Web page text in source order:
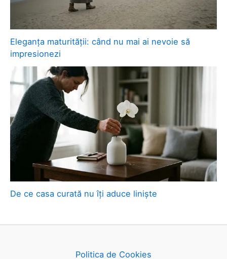
Eleganța maturității: când nu mai ai nevoie să
impresionezi
De ce casa curată nu îți aduce liniște
Politica de Cookies